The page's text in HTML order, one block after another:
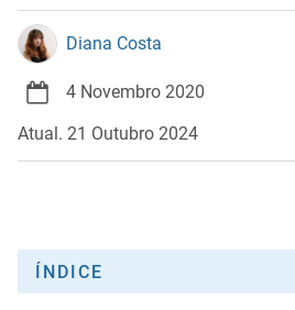
Diana Costa
4 Novembro 2020
Atual. 21 Outubro 2024
ÍNDICE